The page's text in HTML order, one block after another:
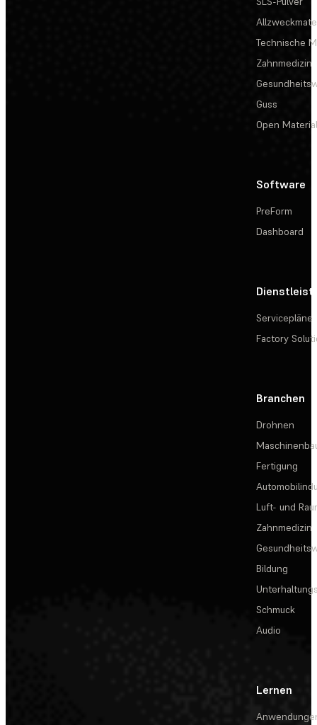
Technische
Zahnmedizin
Guss
Open
Software
PreForm
Dashboard
Servicepläne
Factory
Branchen
Drohnen
Fertigung
Luft- und
Zahnmedizin
Bildung
Schmuck
Audio
Lernen